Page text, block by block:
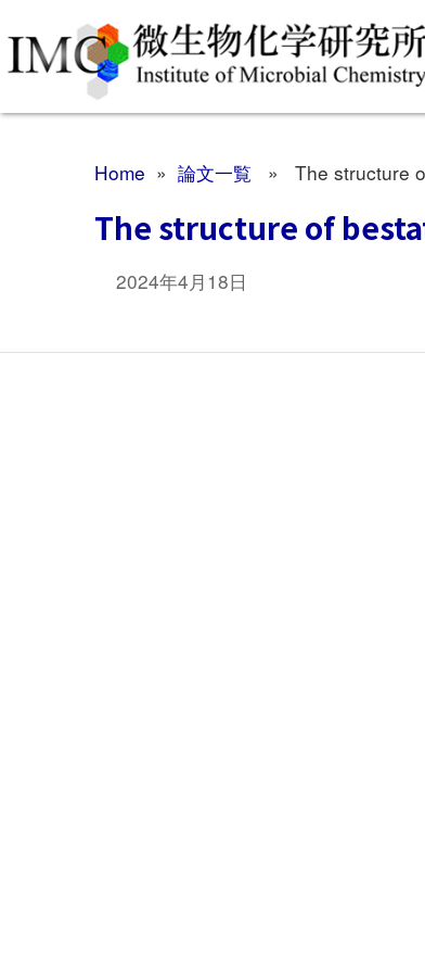
Home » 論文一覧 » The structure
The structure of
2024年4月18日